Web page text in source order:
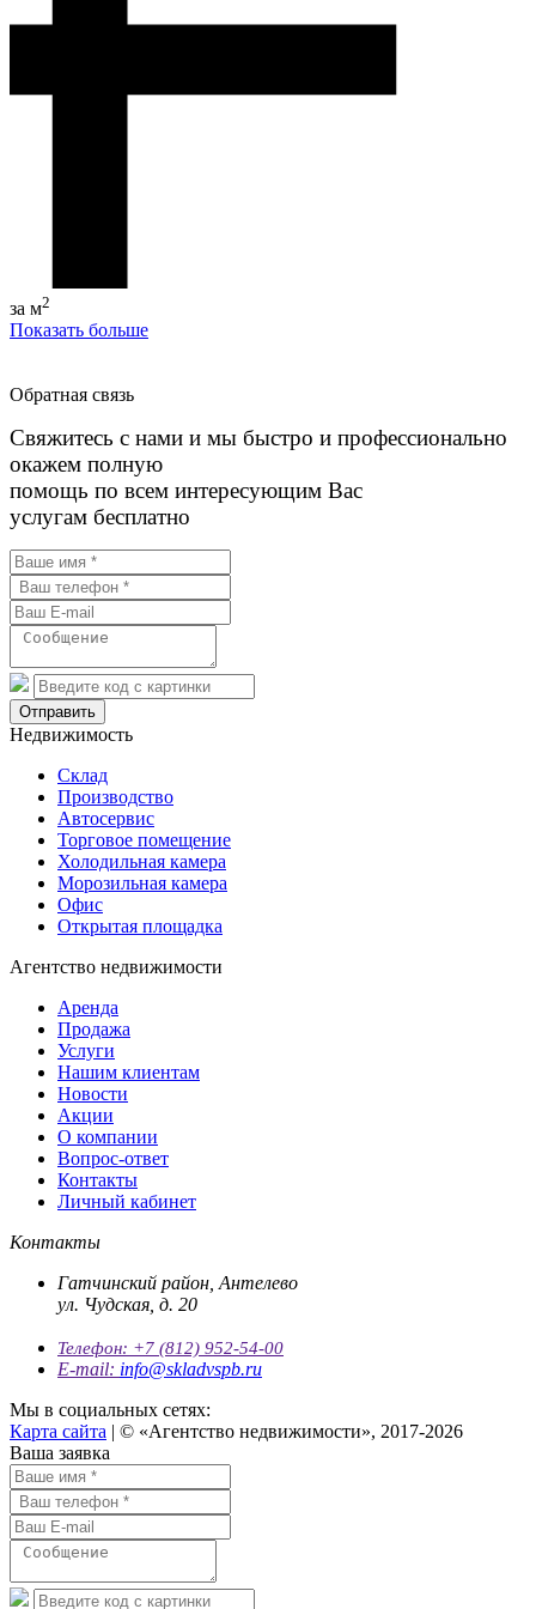
за м2
Показать больше
Обратная связь
Свяжитесь с нами и мы быстро и профессионально
окажем полную
помощь по всем интересующим Вас
услугам бесплатно
Отправить
Недвижимость
Склад
Производство
Автосервис
Торговое помещение
Холодильная камера
Морозильная камера
Офис
Открытая площадка
Агентство недвижимости
Аренда
Продажа
Услуги
Нашим клиентам
Новости
Акции
О компании
Вопрос-ответ
Контакты
Личный кабинет
Контакты
Гатчинский район, Антелево
ул. Чудская, д. 20
Телефон: +7 (812) 952-54-00
E-mail: info@skladvspb.ru
Мы в социальных сетях:
Карта сайта | © «Агентство недвижимости», 2017-2026
Ваша заявка